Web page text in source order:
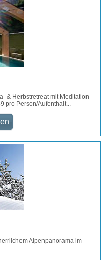
& Herbstretreat mit Meditation
pro Person/Aufenthalt...
Alpenpanorama im